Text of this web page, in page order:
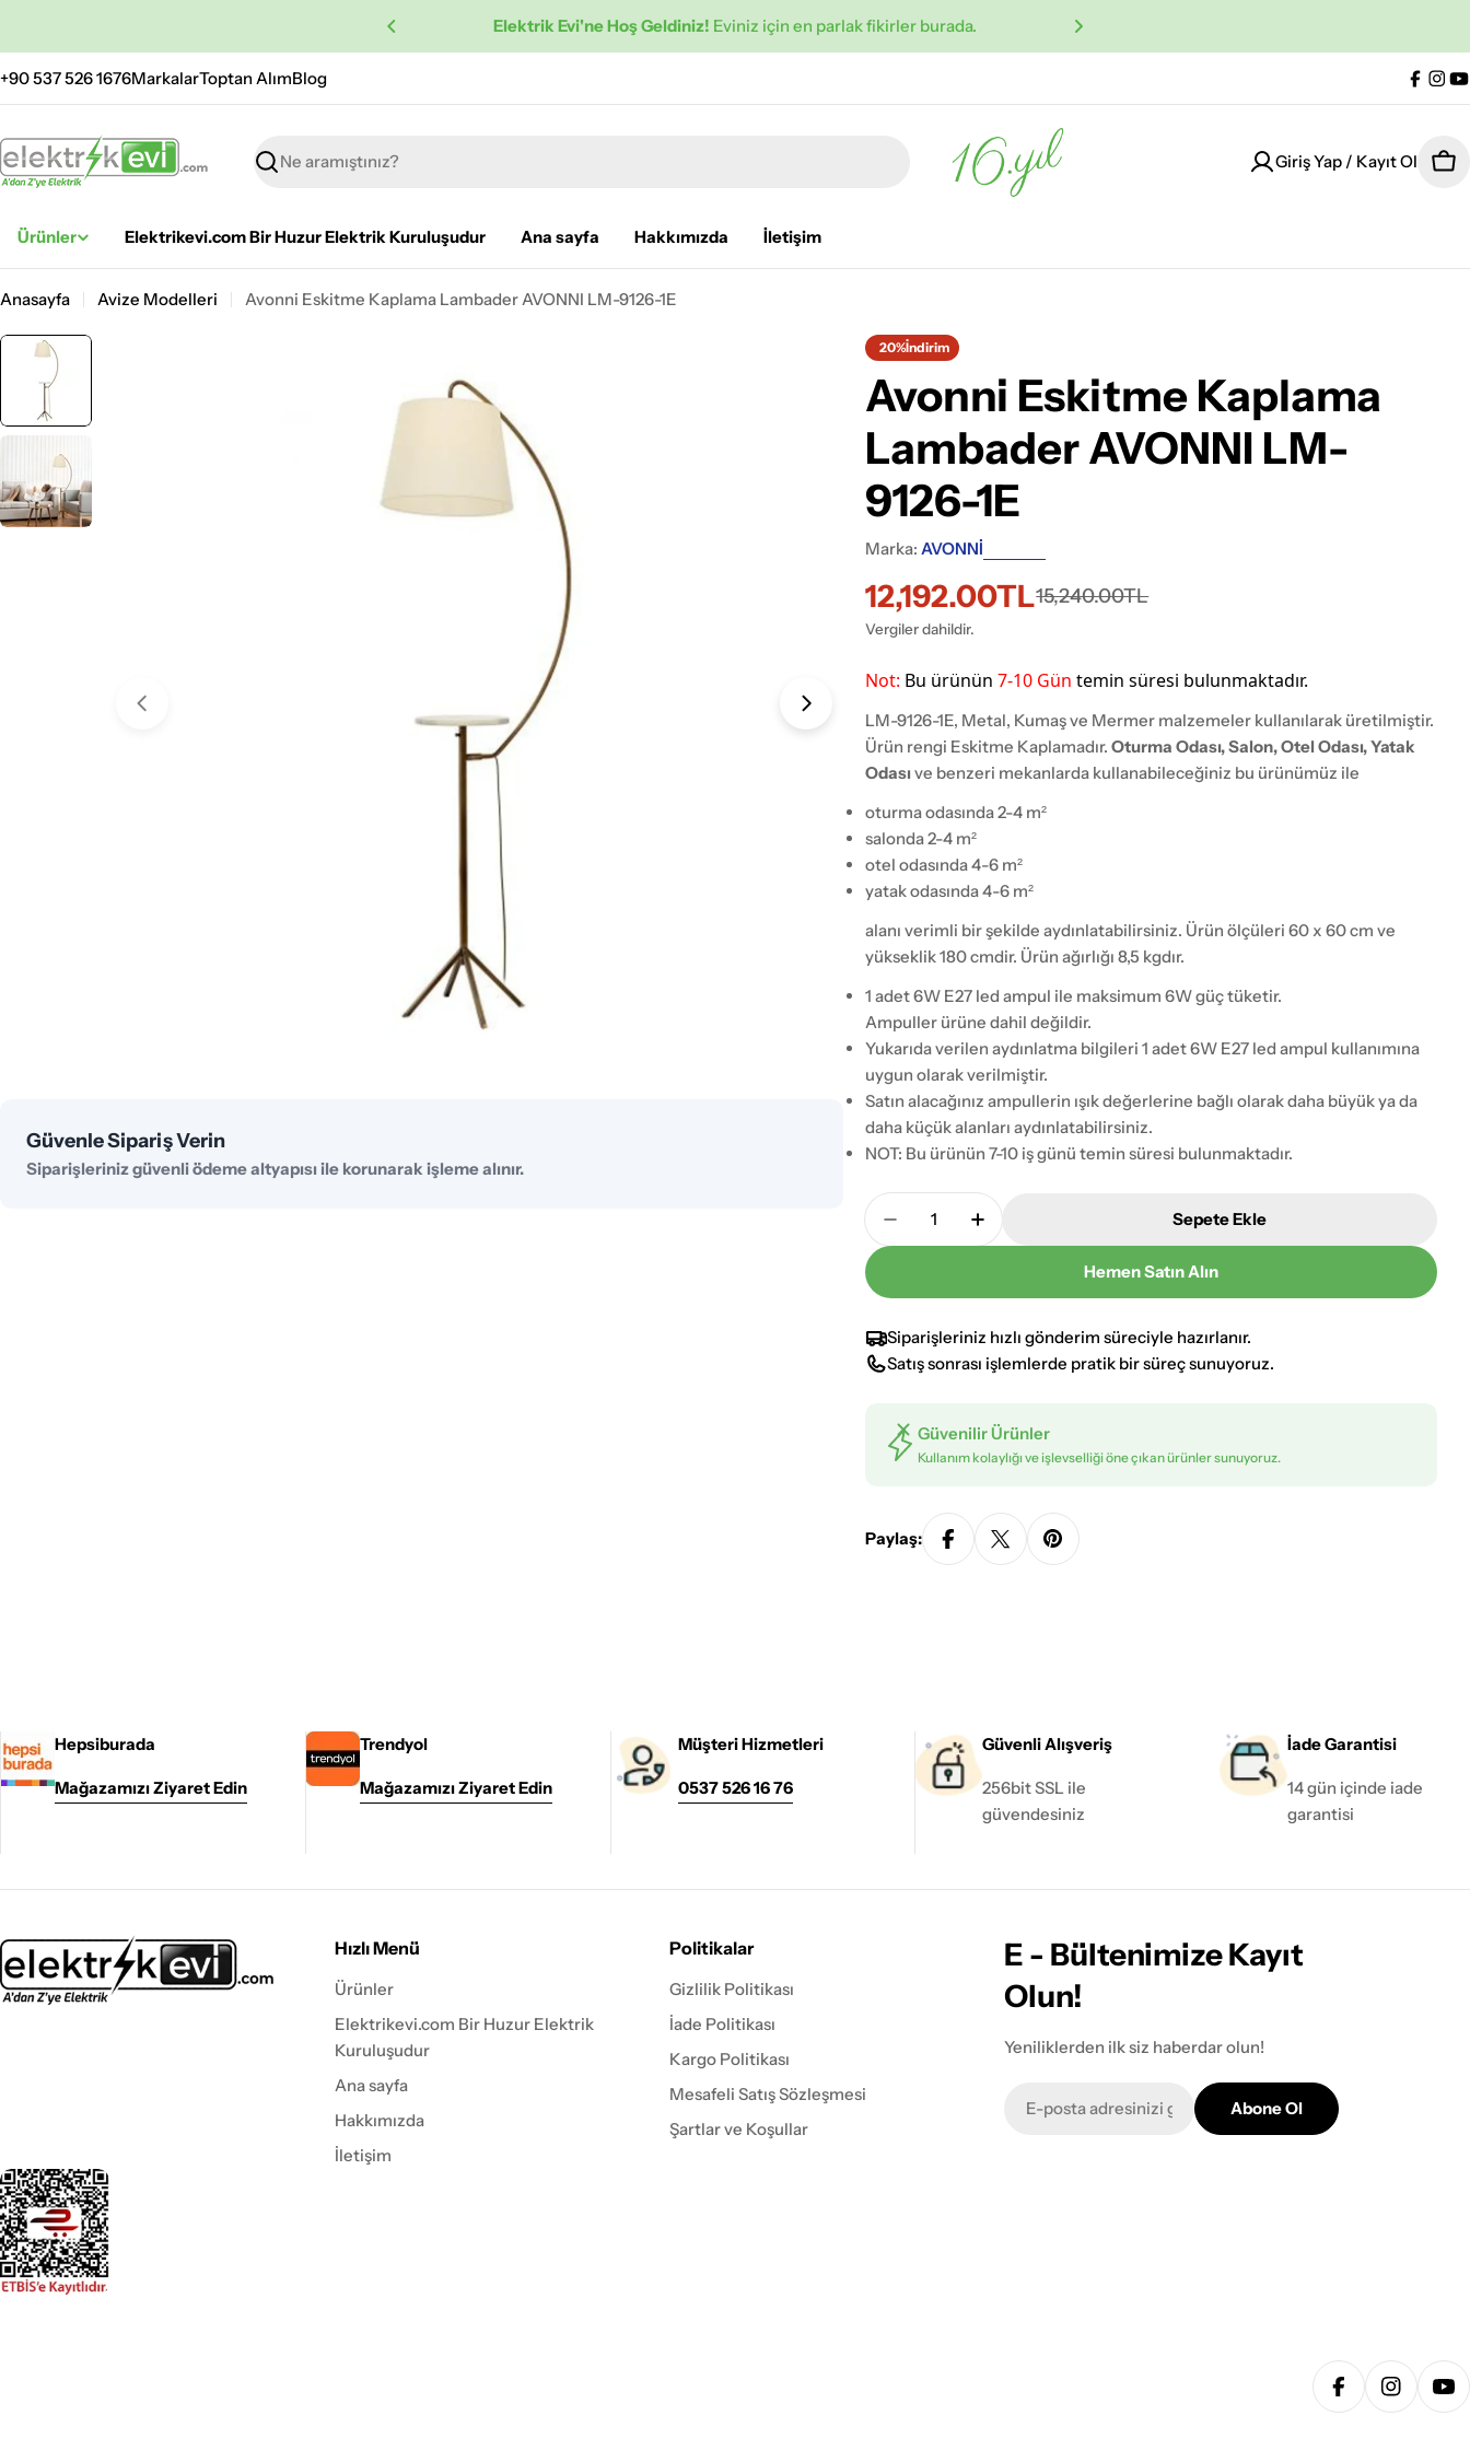
Elektrik Evi'ne Hoş Geldiniz! Eviniz için en parlak fikirler burada.
+90 537 526 1676MarkalarToptan AlımBlog
Ara
Giriş Yap / Kayıt Ol
Ürünler Elektrikevi.com Bir Huzur Elektrik Kuruluşudur Ana sayfa Hakkımızda İletişim
Anasayfa Avize Modelleri Avonni Eskitme Kaplama Lambader AVONNI LM-9126-1E
Medyayı 0 pencerede aç Medyayı 1 pencerede aç
Güvenle Sipariş Verin
Ödeme
yöntemleri
Siparişleriniz güvenli ödeme altyapısı ile korunarak işleme alınır.
20%İndirim
Avonni Eskitme Kaplama
Lambader AVONNI LM-
9126-1E
Marka: AVONNİ
İndirimli
fiyat
12,192.00TL
Normal
fiyat
15,240.00TL
Vergiler dahildir.
Not: Bu ürünün7-10 Gün temin süresi bulunmaktadır.
LM-9126-1E, Metal, Kumaş ve Mermer malzemeler kullanılarak üretilmiştir.
Ürün rengi Eskitme Kaplamadır.Oturma Odası, Salon, Otel Odası, Yatak
Odasıve benzeri mekanlarda kullanabileceğiniz bu ürünümüz ile
oturma odasında 2-4 m²
salonda 2-4 m²
otel odasında 4-6 m²
yatak odasında 4-6 m²
alanı verimli bir şekilde aydınlatabilirsiniz. Ürün ölçüleri 60 x 60 cm ve
yükseklik 180 cmdir. Ürün ağırlığı 8,5 kgdır.
1 adet 6W E27 led ampul ile maksimum 6W güç tüketir.
Ampuller ürüne dahil değildir.
Yukarıda verilen aydınlatma bilgileri 1 adet 6W E27 led ampul kullanımına
uygun olarak verilmiştir.
Satın alacağınız ampullerin ışık değerlerine bağlı olarak daha büyük ya da
daha küçük alanları aydınlatabilirsiniz.
NOT: Bu ürünün 7-10 iş günü temin süresi bulunmaktadır.
Adet
Avonni Eskitme Kaplama Lambader AVONNI LM-9126-1E
Avonni Eskitme Kaplama Lambader AVONNI LM-
Sepete Ekle
Hemen Satın Alın
Siparişleriniz hızlı gönderim süreciyle hazırlanır.
Satış sonrası işlemlerde pratik bir süreç sunuyoruz.
Güvenilir Ürünler
Kullanım kolaylığı ve işlevselliği öne çıkan ürünler sunuyoruz.
Paylaş:
Hepsiburada
Mağazamızı Ziyaret Edin
Trendyol
Mağazamızı Ziyaret Edin
Müşteri Hizmetleri
0537 526 16 76
Güvenli Alışveriş
256bit SSL ile
güvendesiniz
İade Garantisi
14 gün içinde iade
garantisi
Hızlı Menü
Ürünler
Elektrikevi.com Bir Huzur Elektrik
Kuruluşudur
Ana sayfa
Hakkımızda
İletişim
Politikalar
Gizlilik Politikası
İade Politikası
Kargo Politikası
Mesafeli Satış Sözleşmesi
Şartlar ve Koşullar
E - Bültenimize Kayıt
Olun!
Yeniliklerden ilk siz haberdar olun!
posta
Abone Ol
FacebookInstagram